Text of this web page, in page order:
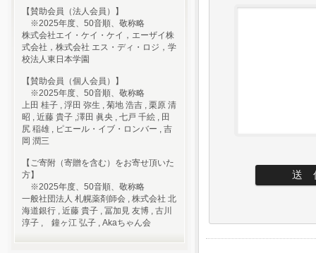
【賛助会員（法人会員）】
※2025年度、50音順、敬称略
株式会社エイ・ケイ・ケイ，エーザイ株
式会社，株式会社 エス・ディ・ロジ，学
校法人東日本学園
【賛助会員（個人会員）】
※2025年度、50音順、敬称略
上田 桂子 , 浮田 弥生 , 菊地 浩吉 , 栗原 清
昭 , 近藤 貴子 ,澤田 眞央 , 七戸 千絵 , 田
尻 稲雄 , ピエール・イブ・ロンバー , 吉
岡 潤三
【ご寄附（寄贈を含む）をお寄せ頂いた
方】
※2025年度、50音順、敬称略
一般社団法人 札幌薬剤師会 , 株式会社 北
海道銀行 , 近藤 貴子 , 冨加見 友博 , 古川
淳子 , 鐘ヶ江 弘子 , Akaちゃん会